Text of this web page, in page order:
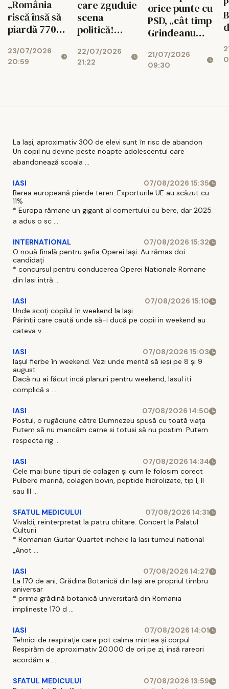
„România
riscă însă să
piardă 770
de euro dacă
legea
23/07/2026
20:59
care zguduie
scena
politică!
explică de ce
cresc
22/07/2026
21:22
orice punte cu
PSD, „cât timp
Grindeanu
partidul”
21/07/2026
09:30
La Iași, aproximativ 300 de elevi sunt în risc de abandon
Un copil nu devine peste noapte adolescentul care
abandonează scoala ...
IASI
07/08/2026 15:35
Berea europeană pierde teren. Exporturile UE au scăzut cu
11%
* Europa rămane un gigant al comertului cu bere, dar 2025
a adus o sc ...
INTERNATIONAL
07/08/2026 15:32
O nouă finală pentru șefia Operei Iași. Au rămas doi
candidați
* concursul pentru conducerea Operei Nationale Romane
din Iasi intră ...
IASI
07/08/2026 15:10
Unde scoți copilul în weekend la Iași
Părintii care caută unde să-i ducă pe copii in weekend au
cateva v ...
IASI
07/08/2026 15:03
Iașul fierbe în weekend. Vezi unde merită să ieși pe 8 și 9
august
Dacă nu ai făcut incă planuri pentru weekend, Iasul iti
complică s ...
IASI
07/08/2026 14:50
Postul, o rugăciune către Dumnezeu spusă cu toată viața
Putem să nu mancăm carne si totusi să nu postim. Putem
respecta rig ...
IASI
07/08/2026 14:34
Cele mai bune tipuri de colagen și cum le folosim corect
Pulbere marină, colagen bovin, peptide hidrolizate, tip I, II
sau III ...
SFATUL MEDICULUI
07/08/2026 14:31
Vivaldi, reinterpretat la patru chitare. Concert la Palatul
Culturii
* Romanian Guitar Quartet incheie la Iasi turneul national
„Anot ...
IASI
07/08/2026 14:27
La 170 de ani, Grădina Botanică din Iași are propriul timbru
aniversar
* prima grădină botanică universitară din Romania
implineste 170 d ...
IASI
07/08/2026 14:01
Tehnici de respirație care pot calma mintea și corpul
Respirăm de aproximativ 20.000 de ori pe zi, insă rareori
acordăm a ...
SFATUL MEDICULUI
07/08/2026 13:59